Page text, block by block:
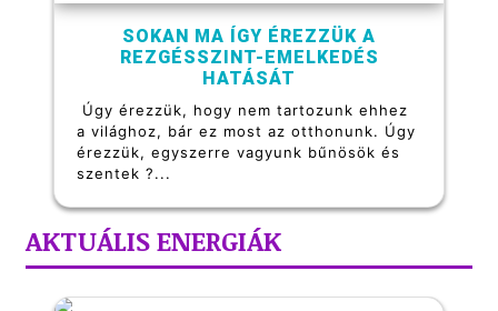
SOKAN MA ÍGY ÉREZZÜK A
REZGÉSSZINT-EMELKEDÉS
HATÁSÁT
Úgy érezzük, hogy nem tartozunk ehhez
a világhoz, bár ez most az otthonunk. Úgy
érezzük, egyszerre vagyunk bűnösök és
szentek ?...
AKTUÁLIS ENERGIÁK